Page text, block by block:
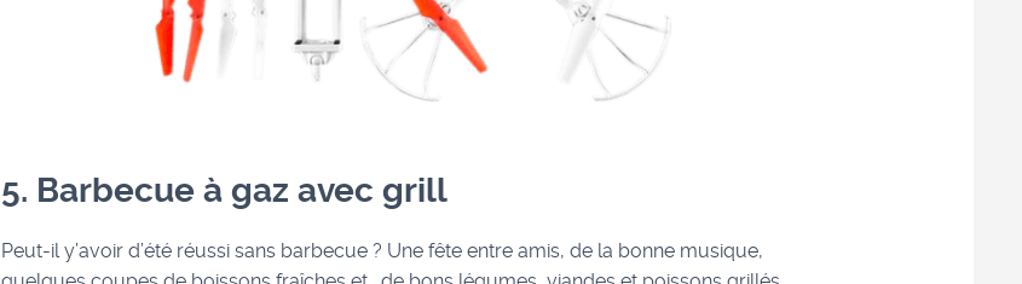
5. Barbecue à gaz avec grill
Peut-il y’avoir d’été réussi sans barbecue ? Une fête entre amis, de la bonne musique,